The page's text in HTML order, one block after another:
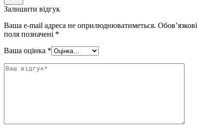
Залишити відгук
Ваша e-mail адреса не оприлюднюватиметься. Обов’язкові
поля позначені *
Ваша оцінка *